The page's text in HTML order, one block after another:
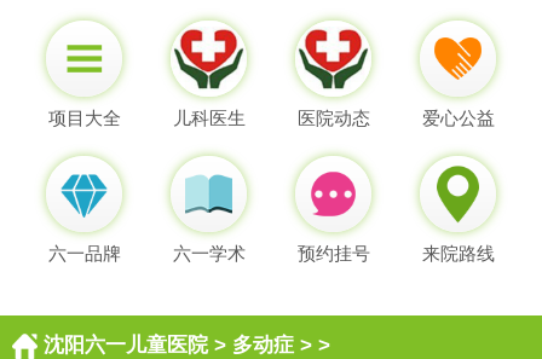
项目大全 儿科医生 医院动态 爱心公益
六一品牌 六一学术 预约挂号 来院路线
沈阳六一儿童医院> 多动症> >